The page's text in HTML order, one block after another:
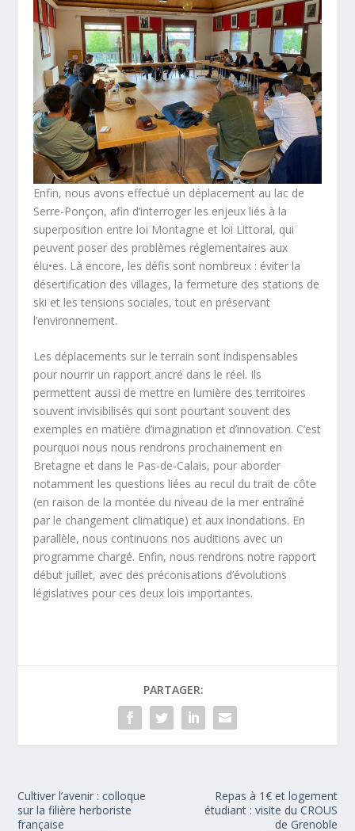
Enfin, nous avons effectué un déplacement au lac de
Serre-Ponçon, afin d’interroger les enjeux liés à la
superposition entre loi Montagne et loi Littoral, qui
peuvent poser des problèmes réglementaires aux
élu•es. Là encore, les défis sont nombreux : éviter la
désertification des villages, la fermeture des stations de
ski et les tensions sociales, tout en préservant
l’environnement.
Les déplacements sur le terrain sont indispensables
pour nourrir un rapport ancré dans le réel. Ils
permettent aussi de mettre en lumière des territoires
souvent invisibilisés qui sont pourtant souvent des
exemples en matière d’imagination et d’innovation. C’est
pourquoi nous nous rendrons prochainement en
Bretagne et dans le Pas-de-Calais, pour aborder
notamment les questions liées au recul du trait de côte
(en raison de la montée du niveau de la mer entraîné
par le changement climatique) et aux inondations. En
parallèle, nous continuons nos auditions avec un
programme chargé. Enfin, nous rendrons notre rapport
début juillet, avec des préconisations d’évolutions
législatives pour ces deux lois importantes.
PARTAGER:
Cultiver l’avenir : colloque
sur la filière herboriste
française
Repas à 1€ et logement
étudiant : visite du CROUS
de Grenoble